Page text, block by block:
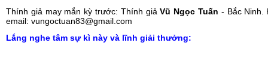
Thính giả may mắn kỳ trước: Thính giảVũ Ngọc Tuấn - Bắc Ninh.
email: vungoctuan83@gmail.com
Lắng nghe tâm sự kì này và lĩnh giải thưởng: